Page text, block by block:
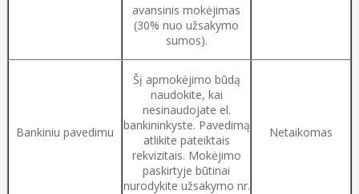
avansinis mokėjimas
(30% nuo užsakymo
sumos).
Bankiniu pavedimu
Šį apmokėjimo būdą
naudokite, kai
nesinaudojate el.
bankininkyste. Pavedimą
atlikite pateiktais
rekvizitais. Mokėjimo
paskirtyje būtinai
nurodykite užsakymo nr.
Netaikomas